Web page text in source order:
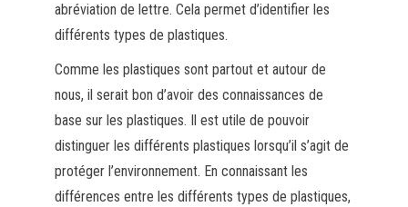
abréviation de lettre. Cela permet d’identifier les
différents types de plastiques.
Comme les plastiques sont partout et autour de
nous, il serait bon d’avoir des connaissances de
base sur les plastiques. Il est utile de pouvoir
distinguer les différents plastiques lorsqu’il s’agit de
protéger l’environnement. En connaissant les
différences entre les différents types de plastiques,